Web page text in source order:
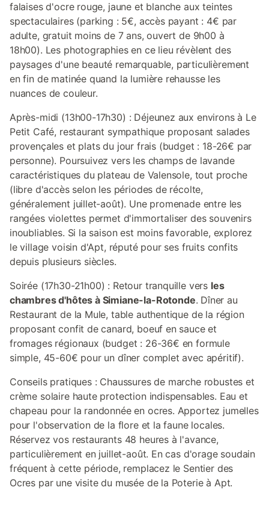
falaises d'ocre rouge, jaune et blanche aux teintes
spectaculaires (parking : 5€, accès payant : 4€ par
adulte, gratuit moins de 7 ans, ouvert de 9h00 à
18h00). Les photographies en ce lieu révèlent des
paysages d'une beauté remarquable, particulièrement
en fin de matinée quand la lumière rehausse les
nuances de couleur.
Après-midi (13h00-17h30) : Déjeunez aux environs à Le
Petit Café, restaurant sympathique proposant salades
provençales et plats du jour frais (budget : 18-26€ par
personne). Poursuivez vers les champs de lavande
caractéristiques du plateau de Valensole, tout proche
(libre d'accès selon les périodes de récolte,
généralement juillet-août). Une promenade entre les
rangées violettes permet d'immortaliser des souvenirs
inoubliables. Si la saison est moins favorable, explorez
le village voisin d'Apt, réputé pour ses fruits confits
depuis plusieurs siècles.
Soirée (17h30-21h00) : Retour tranquille vers les
chambres d'hôtes à Simiane-la-Rotonde. Dîner au
Restaurant de la Mule, table authentique de la région
proposant confit de canard, boeuf en sauce et
fromages régionaux (budget : 26-36€ en formule
simple, 45-60€ pour un dîner complet avec apéritif).
Conseils pratiques : Chaussures de marche robustes et
crème solaire haute protection indispensables. Eau et
chapeau pour la randonnée en ocres. Apportez jumelles
pour l'observation de la flore et la faune locales.
Réservez vos restaurants 48 heures à l'avance,
particulièrement en juillet-août. En cas d'orage soudain
fréquent à cette période, remplacez le Sentier des
Ocres par une visite du musée de la Poterie à Apt.